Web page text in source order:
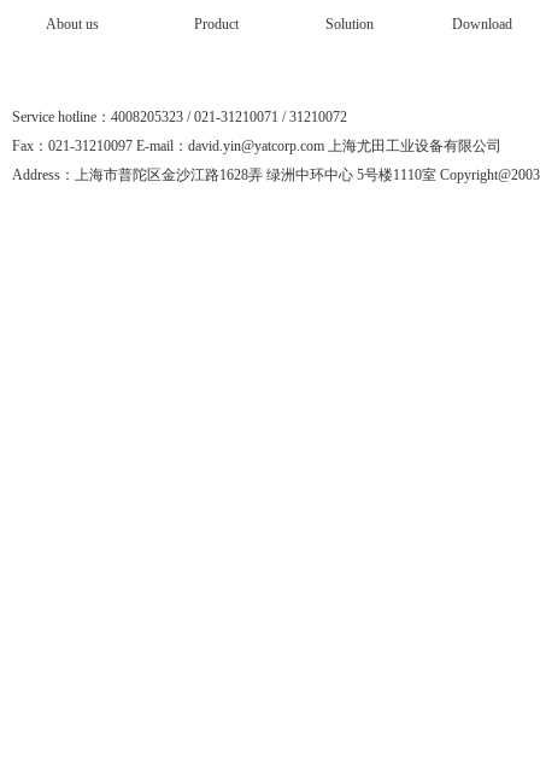
About us Product Solution Download
Service hotline：4008205323 / 021-31210071 / 31210072
Fax：021-31210097 E-mail：david.yin@yatcorp.com 上海尤田工业设备有限公司
Address：上海市普陀区金沙江路1628弄 绿洲中环中心 5号楼1110室